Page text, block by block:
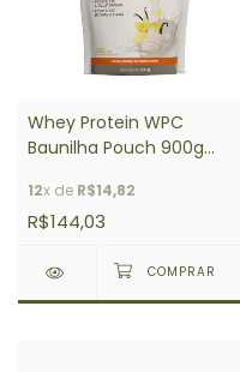
Whey Protein WPC
Baunilha Pouch 900g
12x de R$14,82
R$144,03